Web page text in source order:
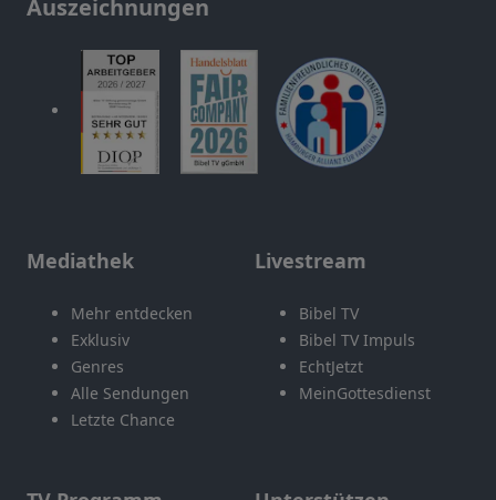
Auszeichnungen
Mediathek
Mehr entdecken
Exklusiv
Genres
Alle Sendungen
Letzte Chance
Livestream
Bibel TV
Bibel TV Impuls
EchtJetzt
MeinGottesdienst